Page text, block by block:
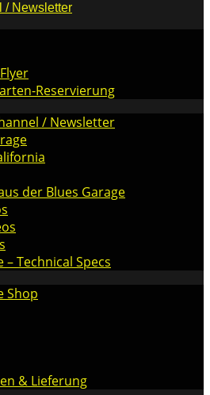
/ Newsletter
Reservierung
/ Newsletter
der Blues Garage
– Technical Specs
Shop
& Lieferung